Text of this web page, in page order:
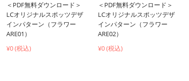
＜PDF無料ダウンロード＞
LCオリジナルスポッツデザ
インパターン（フラワー
ARE01）
¥0 (税込)
＜PDF無料ダウンロード＞
LCオリジナルスポッツデザ
インパターン（フラワー
ARE02）
¥0 (税込)